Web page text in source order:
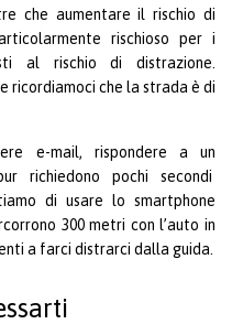
che aumentare il rischio di
rischioso per i
al rischio di distrazione.
ricordiamoci che la strada è di
e-mail, rispondere a un
richiedono pochi secondi
di usare lo smartphone
300 metri con l’auto in
a farci distrarci dalla guida.